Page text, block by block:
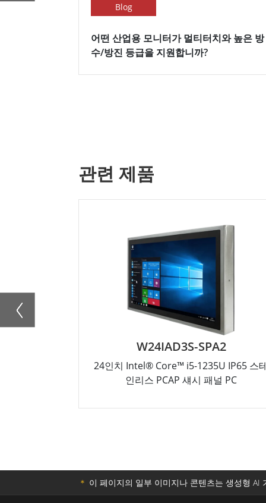
Blog
어떤 산업용 모니터가 멀티터치와 높은 방
수/방진 등급을 지원합니까?
관련 제품
W24IAD3S-SPA2
24인치 Intel® Core™ i5-1235U IP65 스
인리스 PCAP 섀시 패널 PC
＊ 이 페이지의 일부 이미지나 콘텐츠는 생성형